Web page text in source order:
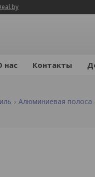
нас Контакты
Алюминиевая полоса